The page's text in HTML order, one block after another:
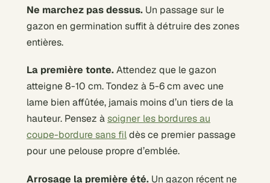
Ne marchez pas dessus. Un passage sur le
gazon en germination suffit à détruire des zones
entières.
La première tonte.Attendez que le gazon
atteigne 8-10 cm. Tondez à 5-6 cm avec une
lame bien affûtée, jamais moins d’un tiers de la
hauteur. Pensez àsoigner les bordures au
coupe-bordure sans fildès ce premier passage
pour une pelouse propre d’emblée.
Arrosage la première été. Un gazon récent ne